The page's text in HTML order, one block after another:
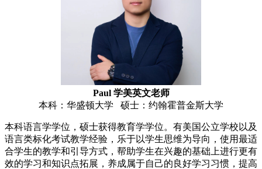
Paul 学美英文老师
本科：华盛顿大学 硕士：约翰霍普金斯大学
本科语言学学位，硕士获得教育学学位。有美国公立学校以及
语言类标化考试教学经验，乐于以学生思维为导向，使用最适
合学生的教学和引导方式，帮助学生在兴趣的基础上进行更有
效的学习和知识点拓展，养成属于自己的良好学习习惯，提高